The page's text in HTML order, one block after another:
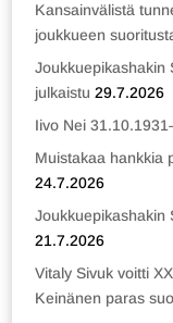
Kansainvälistä
joukkueen
Joukkuepikashakin
julkaistu 29.7.2026
Iivo Nei
Muistakaa hankkia
24.7.2026
Joukkuepikashakin
21.7.2026
Vitaly Sivuk voitti
Keinänen paras